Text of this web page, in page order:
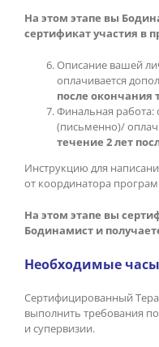
На этом этапе вы
сертификат участия в
Описание вашей
оплачивается
после окончания
Финальная работа:
(письменно)/
течение 2 лет
Инструкцию для
от координатора
На этом этапе вы
Бодинамист и
Необходимые
Сертифицированный
выполнить требования
и супервизии.